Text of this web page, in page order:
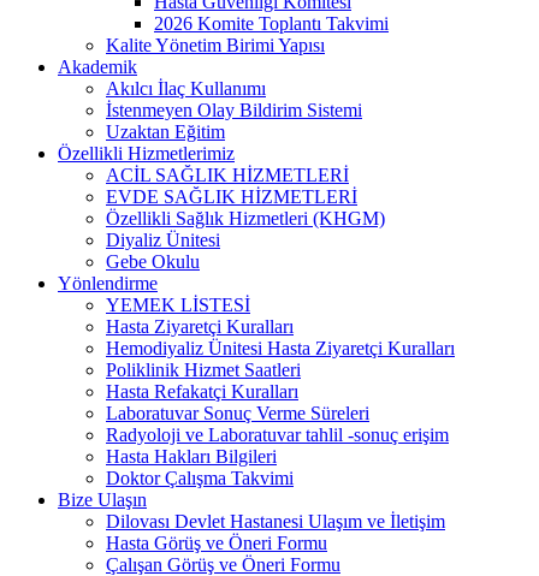
2026 Komite Toplantı Takvimi
Kalite Yönetim Birimi Yapısı
Akademik
Akılcı İlaç Kullanımı
İstenmeyen Olay Bildirim Sistemi
Uzaktan Eğitim
Özellikli Hizmetlerimiz
ACİL SAĞLIK HİZMETLERİ
EVDE SAĞLIK HİZMETLERİ
Özellikli Sağlık Hizmetleri (KHGM)
Diyaliz Ünitesi
Gebe Okulu
Yönlendirme
YEMEK LİSTESİ
Hasta Ziyaretçi Kuralları
Hemodiyaliz Ünitesi Hasta Ziyaretçi Kuralları
Poliklinik Hizmet Saatleri
Hasta Refakatçi Kuralları
Laboratuvar Sonuç Verme Süreleri
Radyoloji ve Laboratuvar tahlil -sonuç erişim
Hasta Hakları Bilgileri
Doktor Çalışma Takvimi
Bize Ulaşın
Dilovası Devlet Hastanesi Ulaşım ve İletişim
Hasta Görüş ve Öneri Formu
Çalışan Görüş ve Öneri Formu